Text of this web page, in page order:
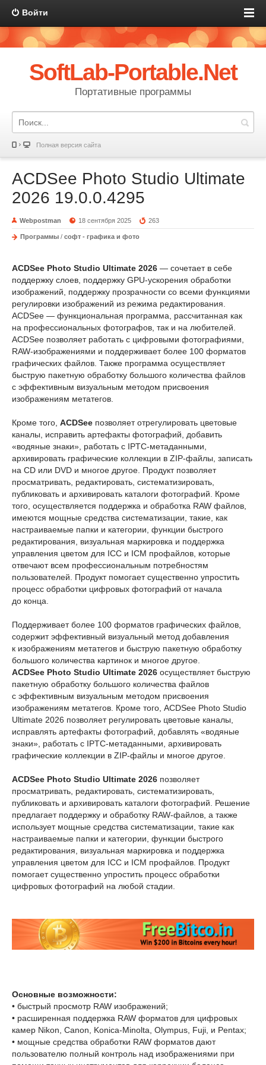
Войти
SoftLab-Portable.Net
Портативные программы
Полная версия сайта
ACDSee Photo Studio Ultimate
2026 19.0.0.4295
Webpostman 18 сентября 2025 263
Программы / софт - графика и фото
ACDSee Photo Studio Ultimate 2026 — сочетает в себе
поддержку слоев, поддержку GPU-ускорения обработки
изображений, поддержку прозрачности со всеми функциями
регулировки изображений из режима редактирования.
ACDSee — функциональная программа, рассчитанная как
на профессиональных фотографов, так и на любителей.
ACDSee позволяет работать с цифровыми фотографиями,
RAW-изображениями и поддерживает более 100 форматов
графических файлов. Также программа осуществляет
быструю пакетную обработку большого количества файлов
с эффективным визуальным методом присвоения
изображениям метатегов.
Кроме того, ACDSee позволяет отрегулировать цветовые
каналы, исправить артефакты фотографий, добавить
«водяные знаки», работать с IPTC-метаданными,
архивировать графические коллекции в ZIP-файлы, записать
на CD или DVD и многое другое. Продукт позволяет
просматривать, редактировать, систематизировать,
публиковать и архивировать каталоги фотографий. Кроме
того, осуществляется поддержка и обработка RAW файлов,
имеются мощные средства систематизации, такие, как
настраиваемые папки и категории, функции быстрого
редактирования, визуальная маркировка и поддержка
управления цветом для ICC и ICM профайлов, которые
отвечают всем профессиональным потребностям
пользователей. Продукт помогает существенно упростить
процесс обработки цифровых фотографий от начала
до конца.
Поддерживает более 100 форматов графических файлов,
содержит эффективный визуальный метод добавления
к изображениям метатегов и быструю пакетную обработку
большого количества картинок и многое другое.
ACDSee Photo Studio Ultimate 2026 осуществляет быструю
пакетную обработку большого количества файлов
с эффективным визуальным методом присвоения
изображениям метатегов. Кроме того, ACDSee Photo Studio
Ultimate 2026 позволяет регулировать цветовые каналы,
исправлять артефакты фотографий, добавлять «водяные
знаки», работать с IPTC-метаданными, архивировать
графические коллекции в ZIP-файлы и многое другое.
ACDSee Photo Studio Ultimate 2026 позволяет
просматривать, редактировать, систематизировать,
публиковать и архивировать каталоги фотографий. Решение
предлагает поддержку и обработку RAW-файлов, а также
использует мощные средства систематизации, такие как
настраиваемые папки и категории, функции быстрого
редактирования, визуальная маркировка и поддержка
управления цветом для ICC и ICM профайлов. Продукт
помогает существенно упростить процесс обработки
цифровых фотографий на любой стадии.
Основные возможности:
• быстрый просмотр RAW изображений;
• расширенная поддержка RAW форматов для цифровых
камер Nikon, Canon, Konica-Minolta, Olympus, Fuji, и Pentax;
• мощные средства обработки RAW форматов дают
пользователю полный контроль над изображениями при